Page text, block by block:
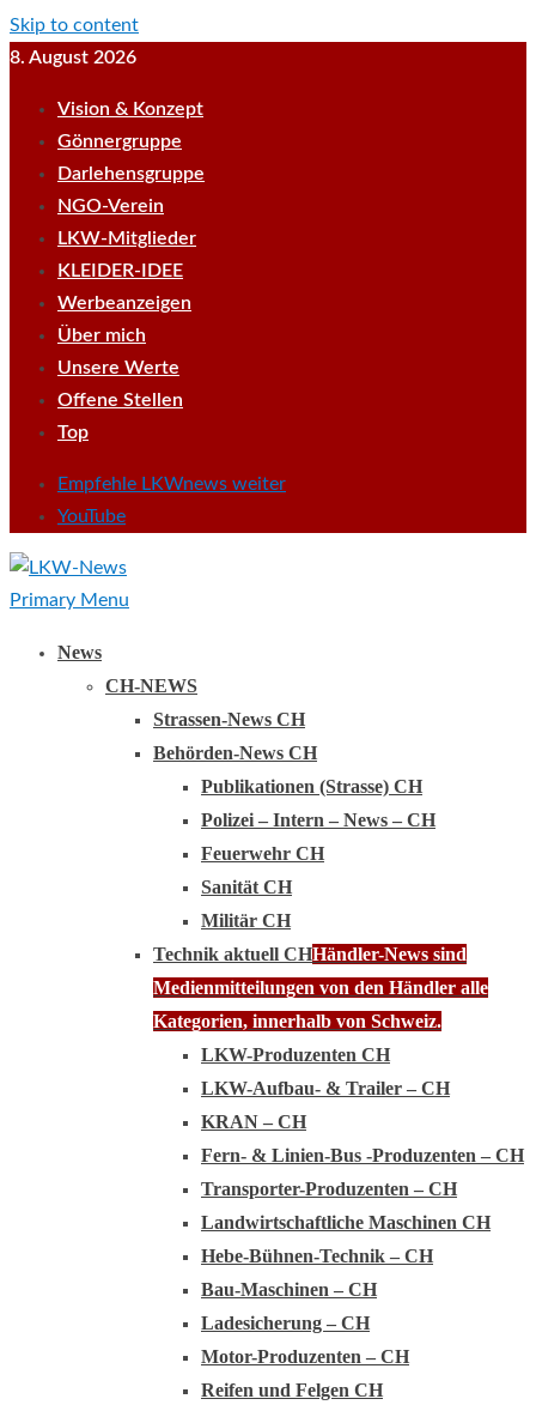
Skip to content
8. August 2026
Vision & Konzept
Gönnergruppe
Darlehensgruppe
NGO-Verein
LKW-Mitglieder
KLEIDER-IDEE
Werbeanzeigen
Über mich
Unsere Werte
Offene Stellen
Top
Empfehle LKWnews weiter
YouTube
Primary Menu
News
CH-NEWS
Strassen-News CH
Behörden-News CH
Publikationen (Strasse) CH
Polizei – Intern – News – CH
Feuerwehr CH
Sanität CH
Militär CH
Technik aktuell CHHändler-News sind
Medienmitteilungen von den Händler alle
Kategorien, innerhalb von Schweiz.
LKW-Produzenten CH
LKW-Aufbau- & Trailer – CH
KRAN – CH
Fern- & Linien-Bus -Produzenten – CH
Transporter-Produzenten – CH
Landwirtschaftliche Maschinen CH
Hebe-Bühnen-Technik – CH
Bau-Maschinen – CH
Ladesicherung – CH
Motor-Produzenten – CH
Reifen und Felgen CH